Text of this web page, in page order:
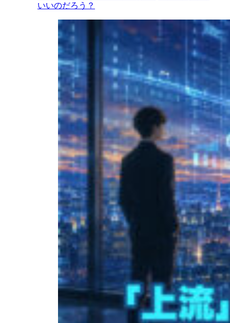
いいのだろう？